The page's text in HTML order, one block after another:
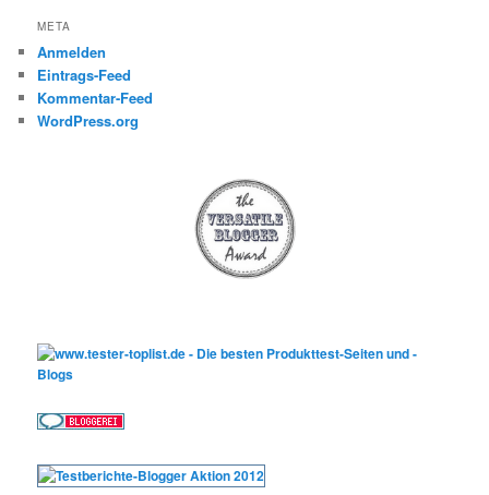
META
Anmelden
Eintrags-Feed
Kommentar-Feed
WordPress.org